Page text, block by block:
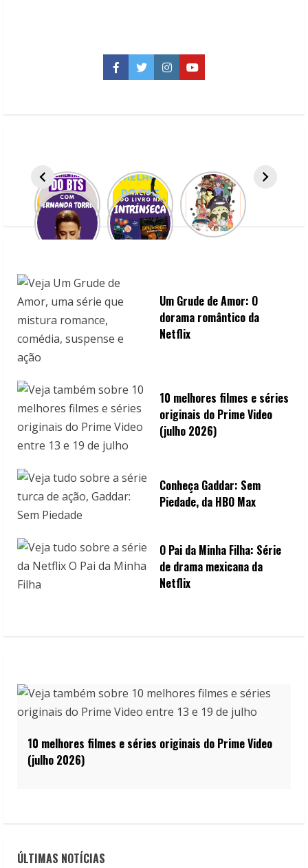
Intrínseca
Bienal
Facebook
TwitterInstagramYouTube
Um Grude de Amor: O
dorama romântico da
Netflix
10 melhores filmes e séries
originais do Prime Video
(julho 2026)
Conheça Gaddar: Sem
Piedade, da HBO Max
O Pai da Minha Filha: Série
de drama mexicana da
Netflix
10 melhores filmes e séries originais do Prime Video
(julho 2026)
ÚLTIMAS NOTÍCIAS